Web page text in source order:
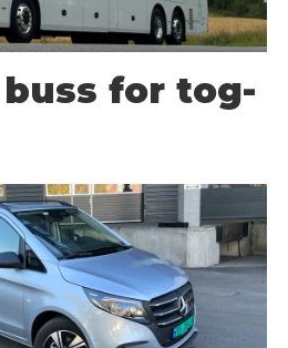
for tog-